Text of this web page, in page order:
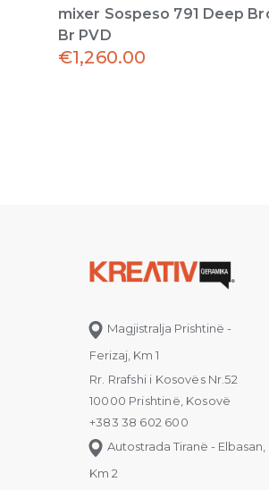
mixer Sospeso 791 Deep
Br PVD
€1,260.00
Magjistralja Prishtinë -
Ferizaj, Km 1
Rr. Rrafshi i Kosovës Nr.52
10000 Prishtinë, Kosovë
+383 38 602 600
Autostrada Tiranë - Elbasan,
Km 2